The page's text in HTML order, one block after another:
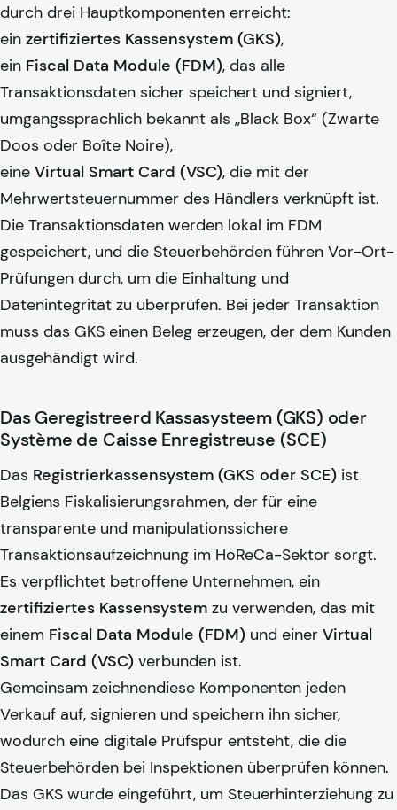
durch drei Hauptkomponenten erreicht:
ein zertifiziertes Kassensystem (GKS),
ein Fiscal Data Module (FDM), das alle
Transaktionsdaten sicher speichert und signiert,
umgangssprachlich bekannt als „Black Box“ (Zwarte
Doos oder Boîte Noire),
eine Virtual Smart Card (VSC), die mit der
Mehrwertsteuernummer des Händlers verknüpft ist.
Die Transaktionsdaten werden lokal im FDM
gespeichert, und die Steuerbehörden führen Vor-Ort-
Prüfungen durch, um die Einhaltung und
Datenintegrität zu überprüfen. Bei jeder Transaktion
muss das GKS einen Beleg erzeugen, der dem Kunden
ausgehändigt wird.
Das Geregistreerd Kassasysteem (GKS) oder
Système de Caisse Enregistr­euse (SCE)
Das Registrierkassensystem (GKS oder SCE) ist
Belgiens Fiskalisierungsrahmen, der für eine
transparente und manipulationssichere
Transaktionsaufzeichnung im HoReCa-Sektor sorgt.
Es verpflichtet betroffene Unternehmen, ein
zertifiziertes Kassensystem zu verwenden, das mit
einem Fiscal Data Module (FDM) und einer Virtual
Smart Card (VSC) verbunden ist.
Gemeinsam zeichnendiese Komponenten jeden
Verkauf auf, signieren und speichern ihn sicher,
wodurch eine digitale Prüfspur entsteht, die die
Steuerbehörden bei Inspektionen überprüfen können.
Das GKS wurde eingeführt, um Steuerhinterziehung zu